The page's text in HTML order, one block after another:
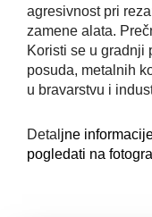
agresivnost pri
zamene alata.
Koristi se u gradnji
posuda, metalnih
u bravarstvu i
Detal jne
pogledati na